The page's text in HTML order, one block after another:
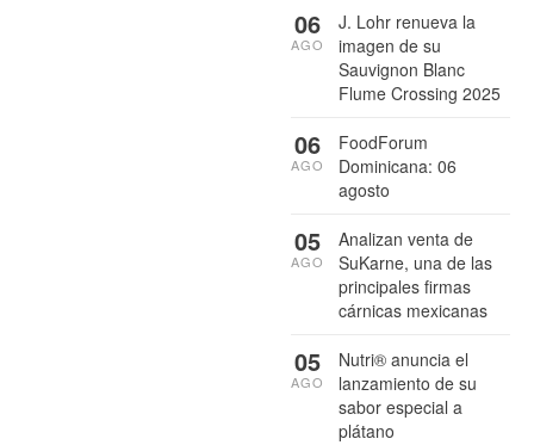
J. Lohr renueva la
imagen de su
Sauvignon Blanc
Flume Crossing 2025
06
AGO
FoodForum
Dominicana: 06
agosto
06
AGO
Analizan venta de
SuKarne, una de las
principales firmas
cárnicas mexicanas
05
AGO
Nutri® anuncia el
lanzamiento de su
sabor especial a
plátano
05
AGO